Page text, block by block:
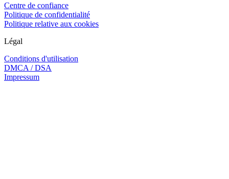
Centre de confiance
Politique de confidentialité
Politique relative aux cookies
Légal
Conditions d'utilisation
DMCA / DSA
Impressum